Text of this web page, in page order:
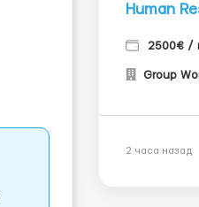
Human
2500€ /
Group
2 часа назад